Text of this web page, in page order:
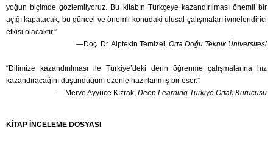
yoğun biçimde gözlemliyoruz. Bu kitabın Türkçeye kazandırılması önemli bir
açığı kapatacak, bu güncel ve önemli konudaki ulusal çalışmaları ivmelendirici
etkisi olacaktır.”
—Doç. Dr. Alptekin Temizel, Orta Doğu Teknik Üniversitesi
“Dilimize kazandırılması ile Türkiye’deki derin öğrenme çalışmalarına hız
kazandıracağını düşündüğüm özenle hazırlanmış bir eser.”
—Merve Ayyüce Kızrak, Deep Learning Türkiye Ortak Kurucusu
KİTAP İNCELEME DOSYASI